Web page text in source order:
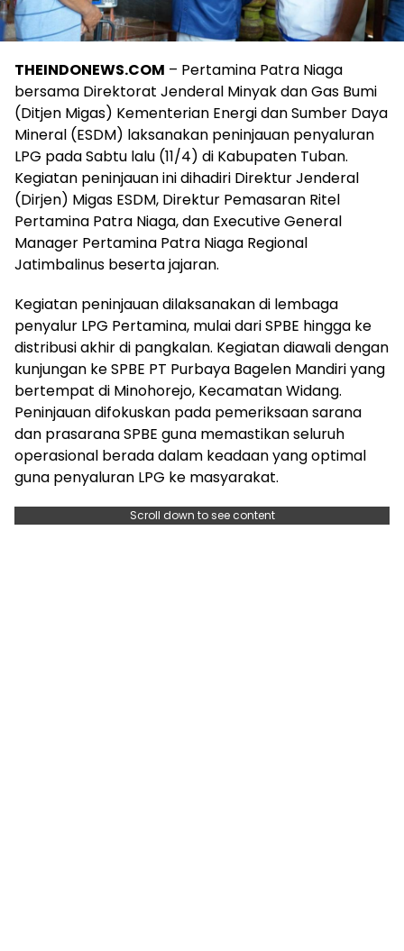
THEINDONEWS.COM – Pertamina Patra Niaga
bersama Direktorat Jenderal Minyak dan Gas Bumi
(Ditjen Migas) Kementerian Energi dan Sumber Daya
Mineral (ESDM) laksanakan peninjauan penyaluran
LPG pada Sabtu lalu (11/4) di Kabupaten Tuban.
Kegiatan peninjauan ini dihadiri Direktur Jenderal
(Dirjen) Migas ESDM, Direktur Pemasaran Ritel
Pertamina Patra Niaga, dan Executive General
Manager Pertamina Patra Niaga Regional
Jatimbalinus beserta jajaran.
Kegiatan peninjauan dilaksanakan di lembaga
penyalur LPG Pertamina, mulai dari SPBE hingga ke
distribusi akhir di pangkalan. Kegiatan diawali dengan
kunjungan ke SPBE PT Purbaya Bagelen Mandiri yang
bertempat di Minohorejo, Kecamatan Widang.
Peninjauan difokuskan pada pemeriksaan sarana
dan prasarana SPBE guna memastikan seluruh
operasional berada dalam keadaan yang optimal
guna penyaluran LPG ke masyarakat.
Scroll down to see content